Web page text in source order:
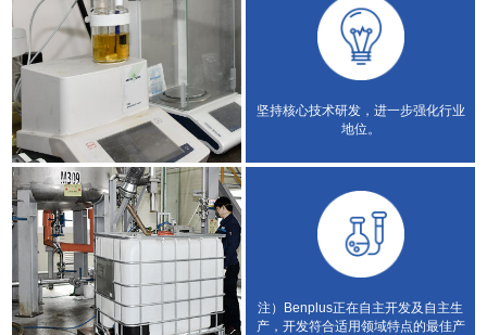
坚持核心技术研发，进一步强化行业
地位。
注）Benplus正在自主开发及自主生
产，开发符合适用领域特点的最佳产